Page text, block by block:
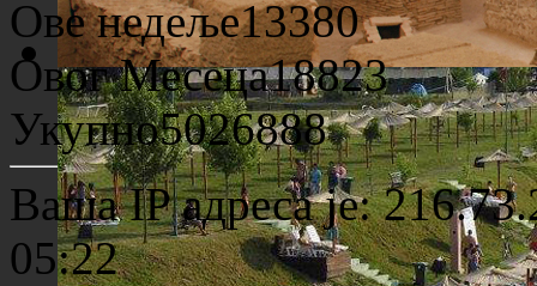
Археолошко налазиште "Viminacium"
Ове недеље13380
Овог Месеца18823
Укупно5026888
Ваша IP адреса је:
05:22